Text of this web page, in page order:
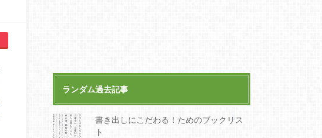
ランダム過去記事
書き出しにこだわる！ためのブックリス
ト